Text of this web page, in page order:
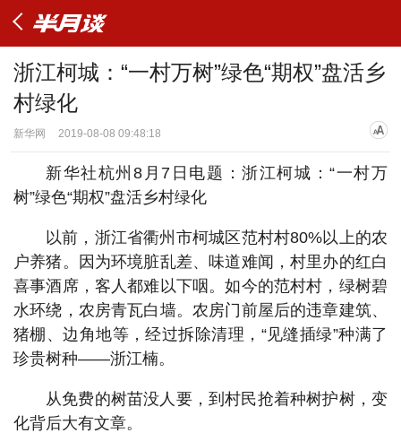
浙江柯城：“一村万树”绿色“期权”盘活乡
村绿化
新华网 2019-08-08 09:48:18
新华社杭州8月7日电题：浙江柯城：“一村万
树”绿色“期权”盘活乡村绿化
以前，浙江省衢州市柯城区范村村80%以上的农
户养猪。因为环境脏乱差、味道难闻，村里办的红白
喜事酒席，客人都难以下咽。如今的范村村，绿树碧
水环绕，农房青瓦白墙。农房门前屋后的违章建筑、
猪棚、边角地等，经过拆除清理，“见缝插绿”种满了
珍贵树种——浙江楠。
从免费的树苗没人要，到村民抢着种树护树，变
化背后大有文章。